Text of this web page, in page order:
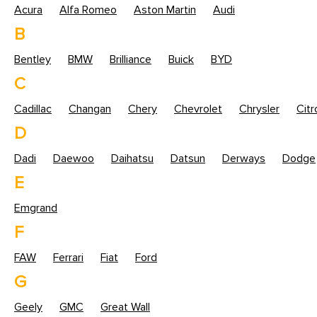
Acura Alfa Romeo Aston Martin Audi
B
Bentley BMW Brilliance Buick BYD
C
Cadillac Changan Chery Chevrolet Chrysler
D
Dadi Daewoo Daihatsu Datsun Derways Dodge
E
Emgrand
F
FAW Ferrari Fiat Ford
G
Geely GMC Great Wall